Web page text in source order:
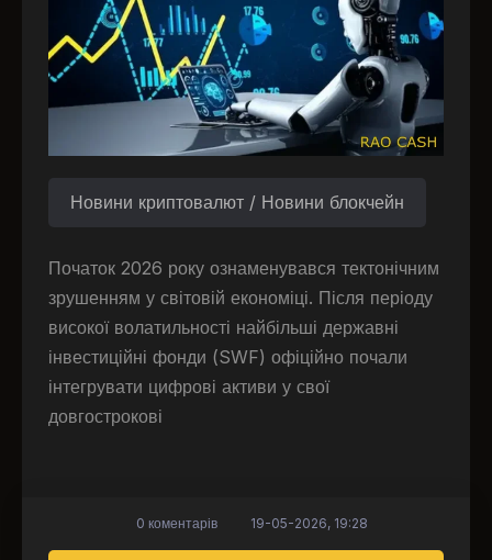
Новини криптовалют / Новини блокчейн
Початок 2026 року ознаменувався тектонічним
зрушенням у світовій економіці. Після періоду
високої волатильності найбільші державні
інвестиційні фонди (SWF) офіційно почали
інтегрувати цифрові активи у свої
довгострокові
0 коментарів 19-05-2026, 19:28